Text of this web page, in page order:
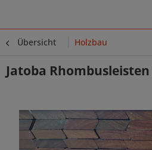
Übersicht Holzbau
Jatoba Rhombusleisten